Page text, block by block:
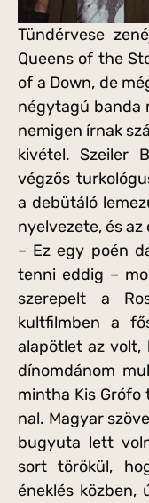
Tündérvese
Queens of the
of a Down, de
négytagú banda
nemigen írnak
kivétel. Szeiler
végzős
a debütáló
nyelvezete, és
– Ez egy poén
tenni eddig –
szerepelt a
kultfilmben a
alapötlet az volt,
dínomdánom
mintha Kis Grófo
nal. Magyar
bugyuta lett
sort törökül,
éneklés közben,